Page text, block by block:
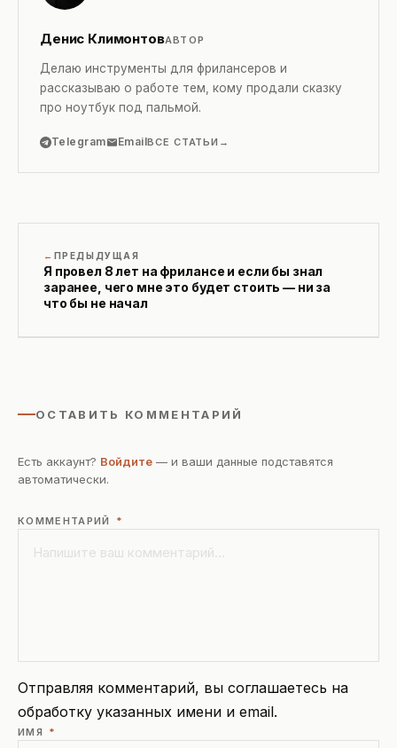
Денис КлимонтовАВТОР
Делаю инструменты для фрилансеров и
рассказываю о работе тем, кому продали сказку
про ноутбук под пальмой.
Telegram EmailВСЕ СТАТЬИ
ПРЕДЫДУЩАЯ
Я провел 8 лет на фрилансе и если бы знал
заранее, чего мне это будет стоить — ни за
что бы не начал
ОСТАВИТЬ КОММЕНТАРИЙ
Есть аккаунт? Войдите — и ваши данные подставятся
автоматически.
КОММЕНТАРИЙ *
Отправляя комментарий, вы соглашаетесь на
обработку указанных имени и email.
ИМЯ *